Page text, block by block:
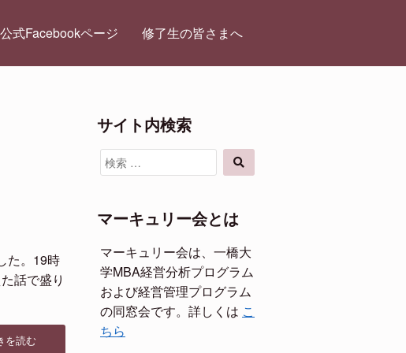
公式Facebookページ 修了生の皆さまへ
た。19時
話で盛り
を読む
サイト内検索
検
索
索
マーキュリー会とは
マーキュリー会は、一橋大
学MBA経営分析プログラム
および経営管理プログラム
の同窓会です。詳しくは こ
ちら